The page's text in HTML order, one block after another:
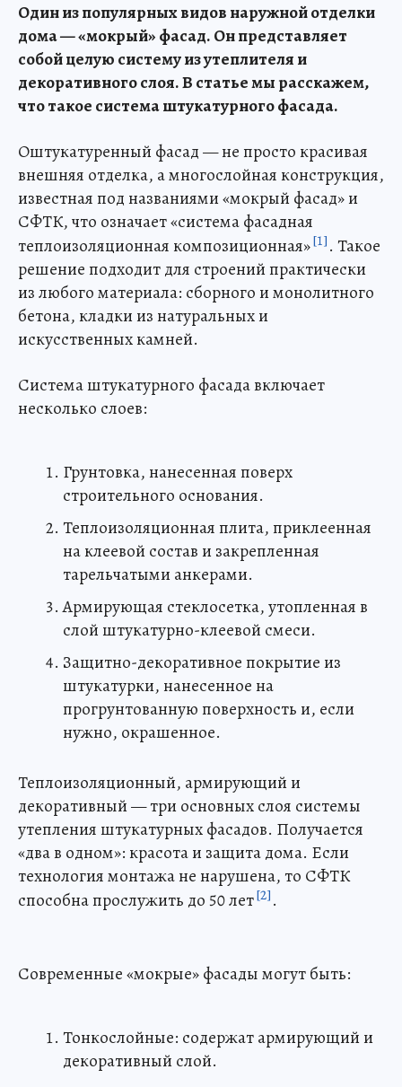
Один из популярных видов наружной отделки
дома — «мокрый» фасад. Он представляет
собой целую систему из утеплителя и
декоративного слоя. В статье мы расскажем,
что такое система штукатурного фасада.
Оштукатуренный фасад — не просто красивая
внешняя отделка, а многослойная конструкция,
известная под названиями «мокрый фасад» и
СФТК, что означает «система фасадная
теплоизоляционная композиционная»[1]. Такое
решение подходит для строений практически
из любого материала: сборного и монолитного
бетона, кладки из натуральных и
искусственных камней.
Система штукатурного фасада включает
несколько слоев:
Грунтовка, нанесенная поверх
строительного основания.
Теплоизоляционная плита, приклеенная
на клеевой состав и закрепленная
тарельчатыми анкерами.
Армирующая стеклосетка, утопленная в
слой штукатурно-клеевой смеси.
Защитно-декоративное покрытие из
штукатурки, нанесенное на
прогрунтованную поверхность и, если
нужно, окрашенное.
Теплоизоляционный, армирующий и
декоративный — три основных слоя системы
утепления штукатурных фасадов. Получается
«два в одном»: красота и защита дома. Если
технология монтажа не нарушена, то СФТК
способна прослужить до 50 лет[2].
Современные «мокрые» фасады могут быть:
Тонкослойные: содержат армирующий и
декоративный слой.